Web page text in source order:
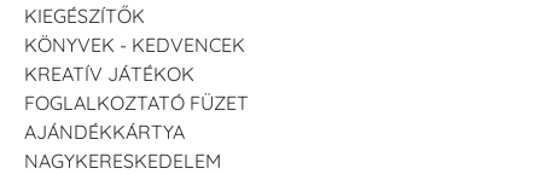
KIEGÉSZÍTŐK
KÖNYVEK - KEDVENCEK
KREATÍV JÁTÉKOK
FOGLALKOZTATÓ FÜZET
AJÁNDÉKKÁRTYA
NAGYKERESKEDELEM